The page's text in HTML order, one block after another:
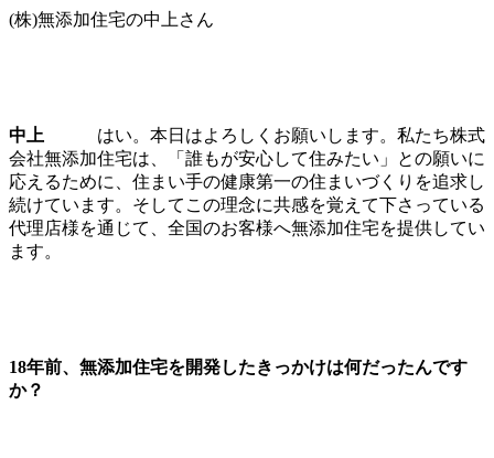
(株)無添加住宅の中上さん
中上 はい。本日はよろしくお願いします。私たち株式
会社無添加住宅は、「誰もが安心して住みたい」との願いに
応えるために、住まい手の健康第一の住まいづくりを追求し
続けています。そしてこの理念に共感を覚えて下さっている
代理店様を通じて、全国のお客様へ無添加住宅を提供してい
ます。
18年前、無添加住宅を開発したきっかけは何だったんです
か？